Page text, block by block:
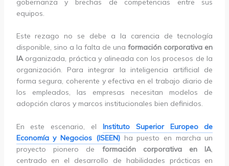
gobernanza y brechas de competencias entre sus
equipos.
Este rezago no se debe a la carencia de tecnología
disponible, sino a la falta de unaformación corporativa en
IAorganizada, práctica y alineada con los procesos de la
organización. Para integrar la inteligencia artificial de
forma segura, coherente y efectiva en el trabajo diario de
los empleados, las empresas necesitan modelos de
adopción claros y marcos institucionales bien definidos.
En este escenario, el Instituto Superior Europeo de
Economía y Negocios (ISEEN)ha puesto en marcha un
proyecto pionero de formación corporativa en IA,
centrado en el desarrollo de habilidades prácticas en